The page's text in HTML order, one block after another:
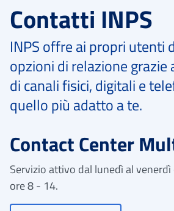
Contatti INPS
INPS offre ai propri utenti
opzioni di relazione
di canali fisici, digitali e
quello più adatto a te.
Contact Center
Servizio attivo dal lunedì al
ore 8 - 14.